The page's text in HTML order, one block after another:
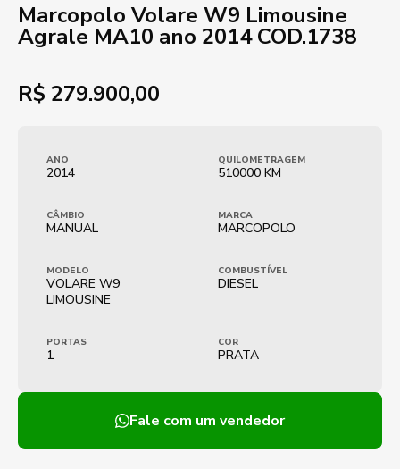
Marcopolo Volare W9 Limousine
Agrale MA10 ano 2014 COD.1738
R$ 279.900,00
ANO
2014
QUILOMETRAGEM
510000 KM
CÂMBIO
MANUAL
MARCA
MARCOPOLO
MODELO
VOLARE W9
LIMOUSINE
COMBUSTÍVEL
DIESEL
PORTAS
1
COR
PRATA
Fale com um vendedor